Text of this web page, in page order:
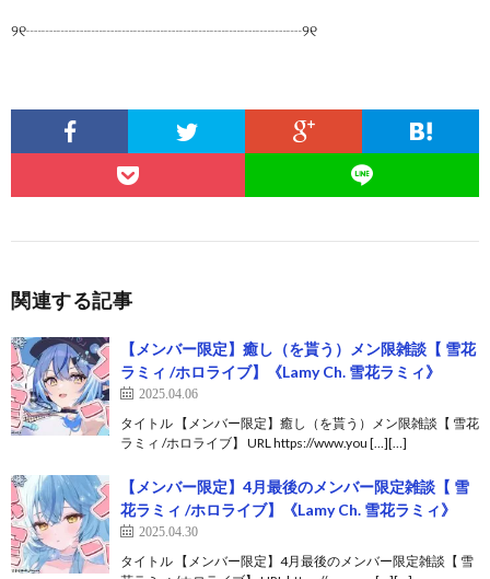
୨୧┈┈┈┈┈┈┈┈┈┈┈┈┈┈┈┈┈┈୨୧
関連する記事
【メンバー限定】癒し（を貰う）メン限雑談【 雪花
ラミィ /ホロライブ】《Lamy Ch. 雪花ラミィ》
2025.04.06
タイトル 【メンバー限定】癒し（を貰う）メン限雑談【 雪花
ラミィ /ホロライブ】 URL https://www.you […][…]
【メンバー限定】4月最後のメンバー限定雑談【 雪
花ラミィ /ホロライブ】《Lamy Ch. 雪花ラミィ》
2025.04.30
タイトル 【メンバー限定】4月最後のメンバー限定雑談【 雪